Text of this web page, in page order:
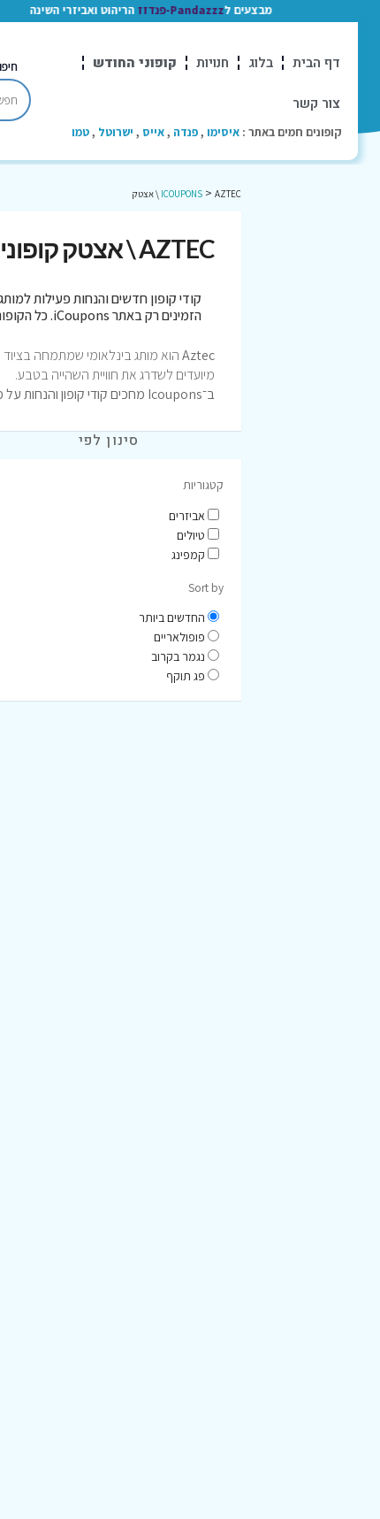
מבצעים לPandazzz-פנדזז הריהוט ואביזרי השינה
דף הבית בלוג חנויות קופוני החודש
צור קשר
קופונים חמים באתר : איסימו ,פנדה ,אייס , ישרוטל ,טמו
ICOUPONS > AZTEC \ אצטק
AZTEC \ אצטק קופונים
קודי קופון חדשים והנחות פעילות
הזמינים רק באתר iCoupons. כל הקופונים נבדקו לאחרונה בתאריך 04/08/2026!
Aztecהוא מותג בינלאומי שמתמחה בציוד
מיועדים לשדרג את חוויית השהייה בטבע.
ב־Icoupons מחכים קודי קופון והנחות על מוצרי המותג!
סינון לפי
קטגוריות
אביזרים
טיולים
קמפינג
Sort by
החדשים ביותר
פופולאריים
נגמר בקרוב
פג תוקף